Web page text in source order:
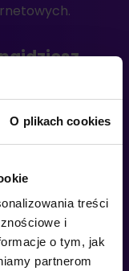
O plikach cookies
treści
i
o tym, jak
partnerom
które
do elementów
na długi czas
JustIdea,
grafików
wyjątkowe